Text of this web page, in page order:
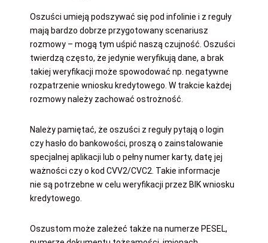
Oszuści umieją podszywać się pod infolinie i z reguły
mają bardzo dobrze przygotowany scenariusz
rozmowy – mogą tym uśpić naszą czujność. Oszuści
twierdzą często, że jedynie weryfikują dane, a brak
takiej weryfikacji może spowodować np. negatywne
rozpatrzenie wniosku kredytowego. W trakcie każdej
rozmowy należy zachować ostrożność.
Należy pamiętać, że oszuści z reguły pytają o login
czy hasło do bankowości, proszą o zainstalowanie
specjalnej aplikacji lub o pełny numer karty, datę jej
ważności czy o kod CVV2/CVC2. Takie informacje
nie są potrzebne w celu weryfikacji przez BIK wniosku
kredytowego.
Oszustom może zależeć także na numerze PESEL,